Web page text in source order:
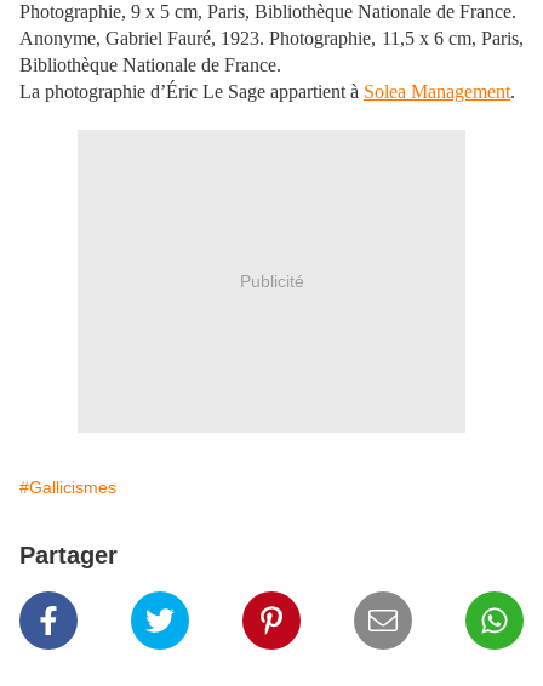
Photographie, 9 x 5 cm, Paris, Bibliothèque Nationale de France.
Anonyme, Gabriel Fauré, 1923. Photographie, 11,5 x 6 cm, Paris,
Bibliothèque Nationale de France.
La photographie d’Éric Le Sage appartient à Solea Management.
Publicité
#Gallicismes
Partager